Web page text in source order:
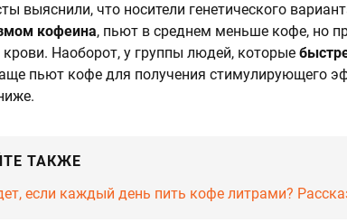
выяснили, что носители генетического
кофеина, пьют в среднем меньше кофе, но
Наоборот, у группы людей, которые
пьют кофе для получения стимулирующего
ТАКЖЕ
если каждый день пить кофе литрами?